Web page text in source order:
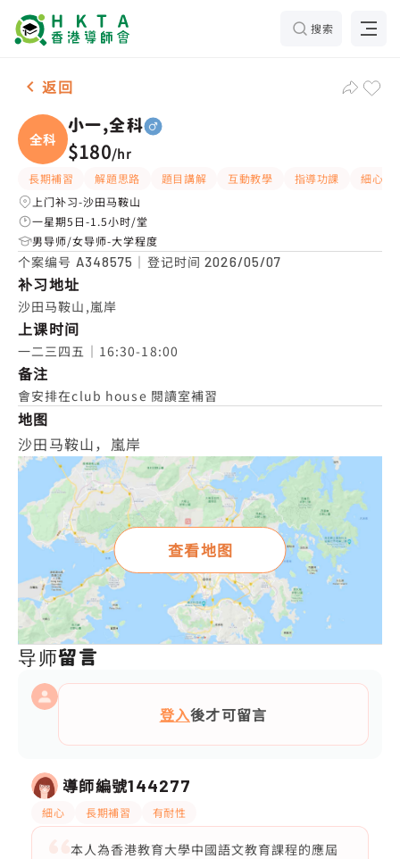
搜索
男-1名 小一,全科，沙田马鞍山 补习推介
返回
全科
小一,全科
$180/hr
長期補習 解題思路 題目講解 互動教學 指導功課
細心
上门补习-沙田马鞍山
一星期5日-1.5小时/堂
男导师/女导师-大学程度
个案编号 A348575 ｜登记时间2026/05/07
补习地址
沙田马鞍山,嵐岸
上课时间
一二三四五｜16:30-18:00
备注
會安排在club house 閱讀室補習
地图
沙田马鞍山，嵐岸
查看地图
导师留言
登入後才可留言
導師編號144277
細心 長期補習 有耐性
本人為香港教育大學中國語文教育課程的應屆